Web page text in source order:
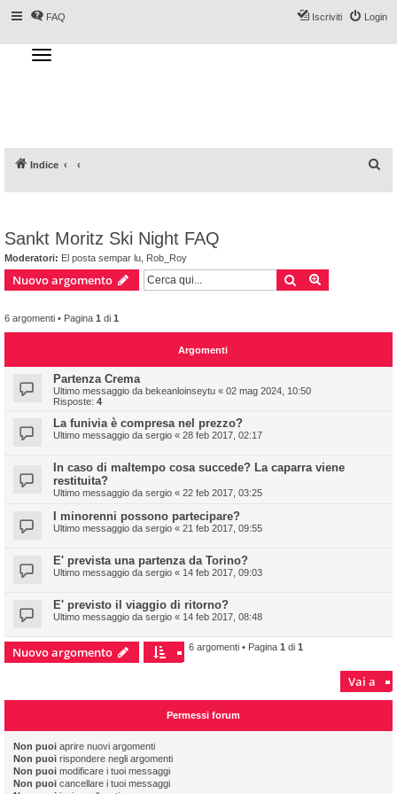
FAQ Login
Iscriviti
T
o
g
a
t
Indice
Sankt Moritz Ski Night FAQ
Moderatori: El posta sempar lu Rob_Roy
Nuovo argomento Cerca
6 argomenti • Pagina 1 di 1
Argomenti
Partenza Crema
Ultimo messaggio da bekeanloinseytu « 02 mag 2024, 10:50
Risposte: 4
La funivia è compresa nel prezzo?
Ultimo messaggio da sergio « 28 feb 2017, 02:17
In caso di maltempo cosa succede? La caparra viene
restituita?
Ultimo messaggio da sergio « 22 feb 2017, 03:25
I minorenni possono partecipare?
Ultimo messaggio da sergio « 21 feb 2017, 09:55
E' prevista una partenza da Torino?
Ultimo messaggio da sergio « 14 feb 2017, 09:03
E' previsto il viaggio di ritorno?
Ultimo messaggio da sergio « 14 feb 2017, 08:48
Nuovo argomento 6 argomenti • Pagina 1 di 1
Vai a
Permessi forum
Non puoi aprire nuovi argomenti
Non puoi rispondere negli argomenti
Non puoi modificare i tuoi messaggi
Non puoi cancellare i tuoi messaggi